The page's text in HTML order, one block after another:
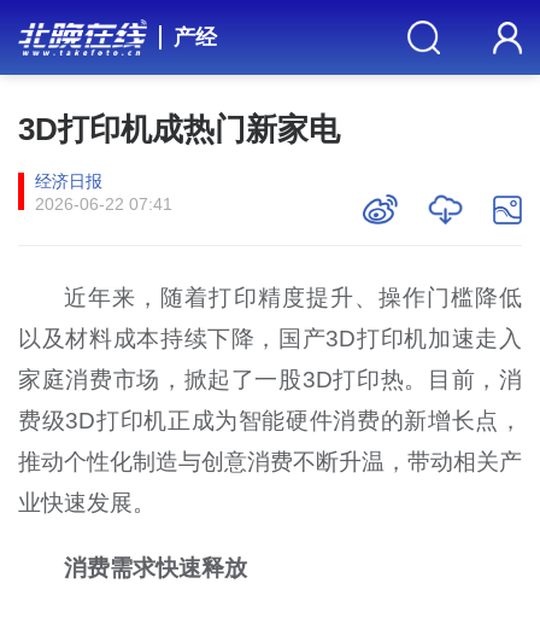
产经
3D打印机成热门新家电
经济日报
2026-06-22 07:41
近年来，随着打印精度提升、操作门槛降低
以及材料成本持续下降，国产3D打印机加速走入
家庭消费市场，掀起了一股3D打印热。目前，消
费级3D打印机正成为智能硬件消费的新增长点，
推动个性化制造与创意消费不断升温，带动相关产
业快速发展。
消费需求快速释放